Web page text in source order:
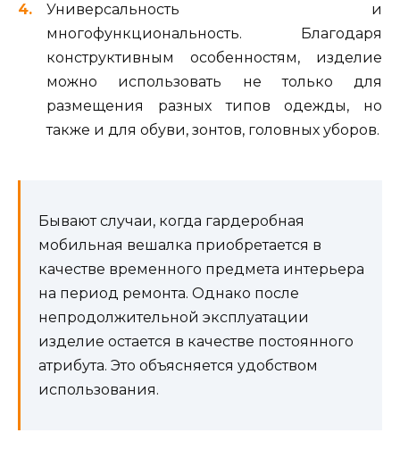
Универсальность и
многофункциональность. Благодаря
конструктивным особенностям, изделие
можно использовать не только для
размещения разных типов одежды, но
также и для обуви, зонтов, головных уборов.
Бывают случаи, когда гардеробная
мобильная вешалка приобретается в
качестве временного предмета интерьера
на период ремонта. Однако после
непродолжительной эксплуатации
изделие остается в качестве постоянного
атрибута. Это объясняется удобством
использования.